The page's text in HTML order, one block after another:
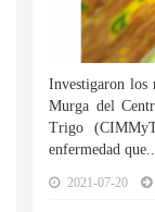
Investigaron los
Murga del
Trigo
enfermedad
2021-07-20